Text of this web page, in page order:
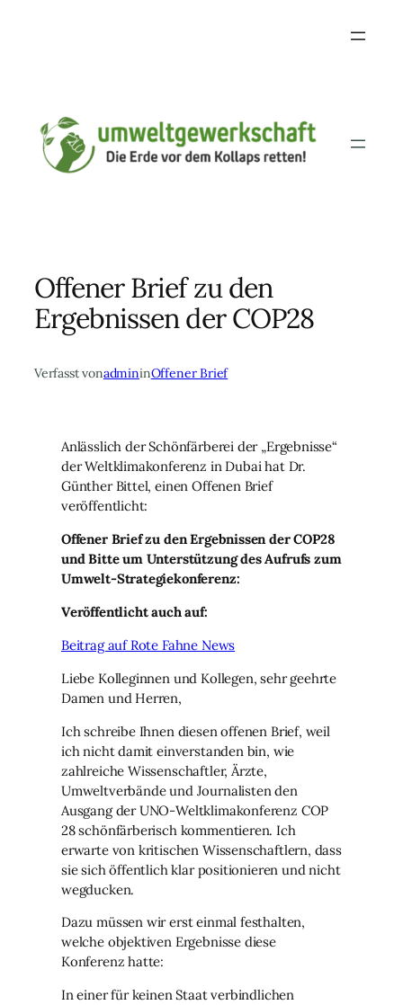
Offener Brief zu den
Ergebnissen der COP28
Verfasst vonadmininOffener Brief
Anlässlich der Schönfärberei der „Ergebnisse“
der Weltklimakonferenz in Dubai hat Dr.
Günther Bittel, einen Offenen Brief
veröffentlicht:
Offener Brief zu den Ergebnissen der COP28
und Bitte um Unterstützung des Aufrufs zum
Umwelt-Strategiekonferenz:
Veröffentlicht auch auf:
Beitrag auf Rote Fahne News
Liebe Kolleginnen und Kollegen, sehr geehrte
Damen und Herren,
Ich schreibe Ihnen diesen offenen Brief, weil
ich nicht damit einverstanden bin, wie
zahlreiche Wissenschaftler, Ärzte,
Umweltverbände und Journalisten den
Ausgang der UNO-Weltklimakonferenz COP
28 schönfärberisch kommentieren. Ich
erwarte von kritischen Wissenschaftlern, dass
sie sich öffentlich klar positionieren und nicht
wegducken.
Dazu müssen wir erst einmal festhalten,
welche objektiven Ergebnisse diese
Konferenz hatte:
In einer für keinen Staat verbindlichen